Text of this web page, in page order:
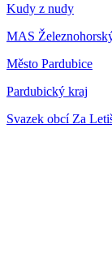
Kudy z nudy
MAS
Město Pardubice
Pardubický kraj
Svazek obcí Za